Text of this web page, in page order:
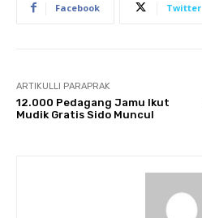
Facebook Twitter
ARTIKULLI PARAPRAK
12.000 Pedagang Jamu Ikut
Mudik Gratis Sido Muncul